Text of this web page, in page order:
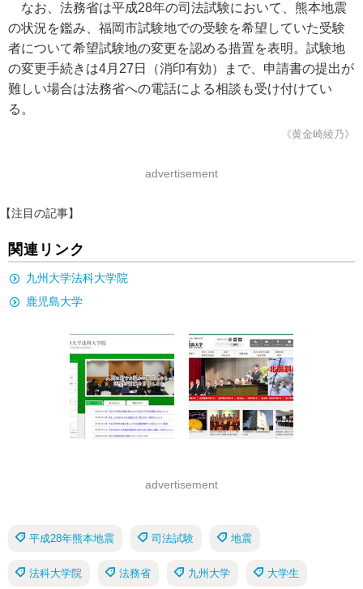
なお、法務省は平成28年の司法試験において、熊本地震
の状況を鑑み、福岡市試験地での受験を希望していた受験
者について希望試験地の変更を認める措置を表明。試験地
の変更手続きは4月27日（消印有効）まで、申請書の提出が
難しい場合は法務省への電話による相談も受け付けてい
る。
《黄金崎綾乃》
advertisement
【注目の記事】
関連リンク
九州大学法科大学院
鹿児島大学
advertisement
平成28年熊本地震 司法試験 地震
法科大学院 法務省 九州大学 大学生